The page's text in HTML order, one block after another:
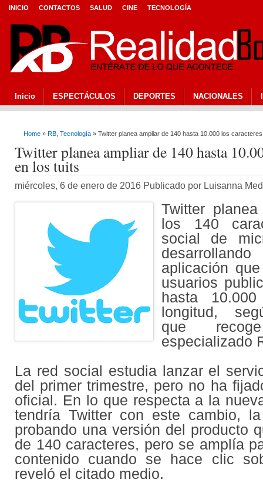
INICIO CONTACTOS SALUD CINE TECNOLOGÍA
Inicio ESPECTÁCULOS DEPORTES NACIONALES
Home » RB Tecnología » Twitter planea ampliar de 140 hasta 10.000 los
Twitter planea ampliar de 140 hasta
en los tuits
miércoles, 6 de enero de 2016 Publicado por Luisanna
Twitter
los 140
social de
aplicación
usuarios
hasta
longitud,
que
especializado
La red social estudia lanzar el
del primer trimestre, pero no ha
oficial. En lo que respecta a la
tendría Twitter con este cambio,
probando una versión del producto
de 140 caracteres, pero se amplía
contenido cuando se hace clic
reveló el citado medio.